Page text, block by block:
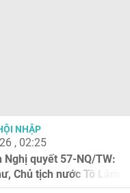
NHẬP
, 02:25
Nghị quyết 57-NQ/TW:
Chủ tịch nước Tô Lâm